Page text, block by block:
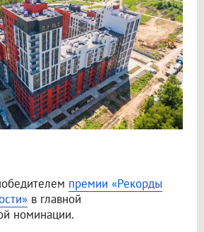
премии «Рекорды
в главной
номинации.